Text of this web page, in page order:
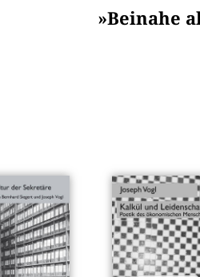
»Beinahe